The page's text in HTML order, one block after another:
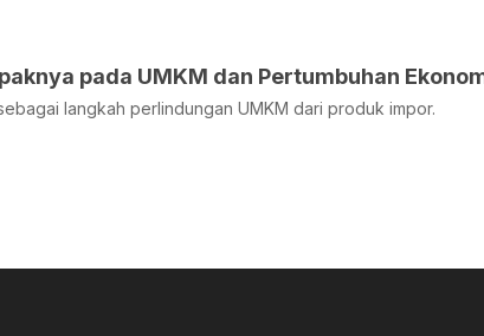
pada UMKM dan Pertumbuhan
langkah perlindungan UMKM dari produk impor.